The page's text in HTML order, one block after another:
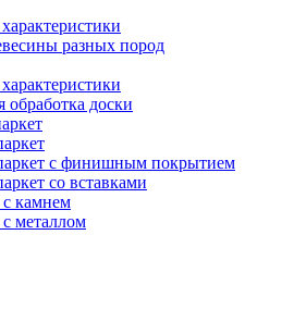
разных пород
обработка доски
с финишным покрытием
со вставками
камнем
металлом